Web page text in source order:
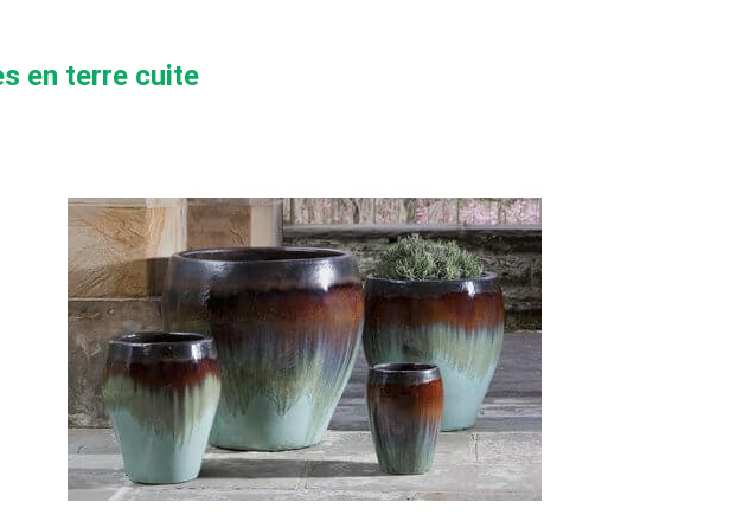
en terre cuite